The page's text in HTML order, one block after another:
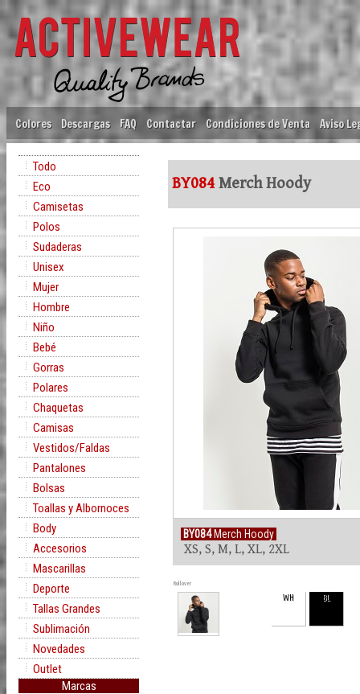
Colores Descargas FAQ Contactar Condiciones de Venta Aviso
Todo
Eco
Camisetas
Polos
Sudaderas
Unisex
Mujer
Hombre
Niño
Bebé
Gorras
Polares
Chaquetas
Camisas
Vestidos/Faldas
Pantalones
Bolsas
Toallas y Albornoces
Body
Accesorios
Mascarillas
Deporte
Tallas Grandes
Sublimación
Novedades
Outlet
Marcas
BY084 Merch Hoody
BY084Merch Hoody
XS, S, M, L, XL, 2XL
Rollover
WH BL